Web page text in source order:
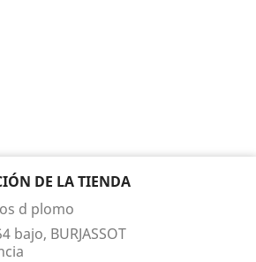
DE LA TIENDA
d plomo
bajo, BURJASSOT